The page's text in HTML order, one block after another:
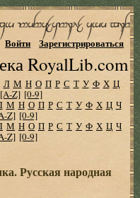
RoyalLib.com
Войти Зарегистрироваться
Л М Н О П Р С Т У Ф Х Ц
[A-Z] [0-9]
М Н О П Р С Т У Ф Х Ц Ч
Z] [0-9]
М Н О П Р С Т У Ф Х Ц Ч
Z] [0-9]
Русская народная